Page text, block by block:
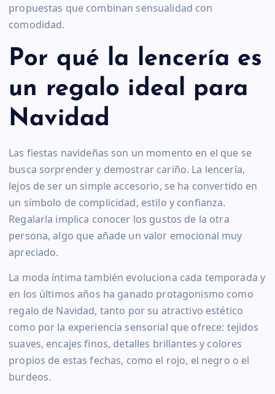
propuestas que combinan sensualidad con
comodidad.
Por qué la lencería es
un regalo ideal para
Navidad
Las fiestas navideñas son un momento en el que se
busca sorprender y demostrar cariño. La lencería,
lejos de ser un simple accesorio, se ha convertido en
un símbolo de complicidad, estilo y confianza.
Regalarla implica conocer los gustos de la otra
persona, algo que añade un valor emocional muy
apreciado.
La moda íntima también evoluciona cada temporada y
en los últimos años ha ganado protagonismo como
regalo de Navidad, tanto por su atractivo estético
como por la experiencia sensorial que ofrece: tejidos
suaves, encajes finos, detalles brillantes y colores
propios de estas fechas, como el rojo, el negro o el
burdeos.